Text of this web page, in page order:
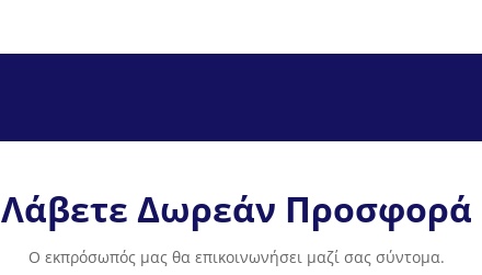
Λάβετε Δωρεάν Προσφορά
Ο εκπρόσωπός μας θα επικοινωνήσει μαζί σας σύντομα.